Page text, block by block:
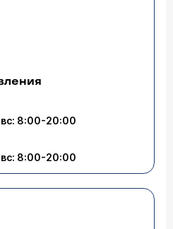
8:00-20:00
8:00-20:00